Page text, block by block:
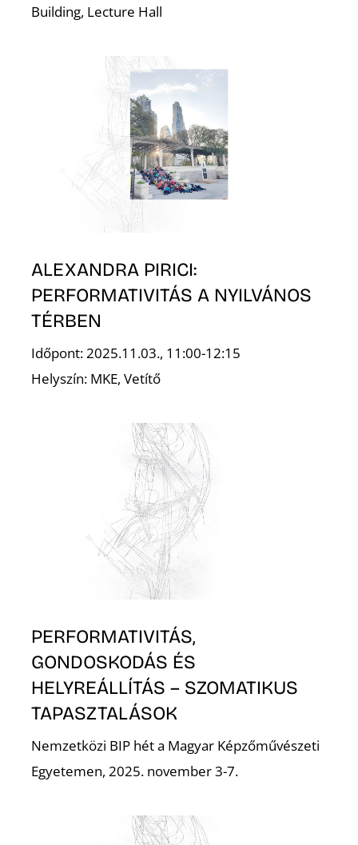
Building, Lecture Hall
ALEXANDRA PIRICI:
PERFORMATIVITÁS A NYILVÁNOS
TÉRBEN
Időpont: 2025.11.03., 11:00-12:15
Helyszín: MKE, Vetítő
PERFORMATIVITÁS,
GONDOSKODÁS ÉS
HELYREÁLLÍTÁS – SZOMATIKUS
TAPASZTALÁSOK
Nemzetközi BIP hét a Magyar Képzőművészeti
Egyetemen, 2025. november 3-7.